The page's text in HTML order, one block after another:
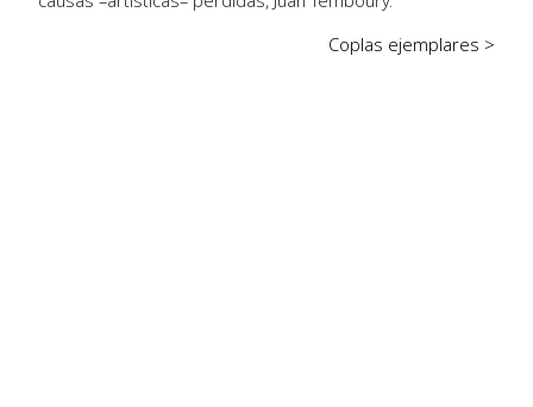
Coplas ejemplares >